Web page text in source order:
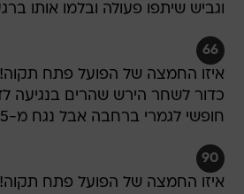
וגביש שיתפו פעולה ובלמו אותו
66
איזו החמצה של הפועל פתח תקוה!
כדור לשחר הירש שהרים בנגיעה
חופשי לגמרי ברחבה אבל נגח מ-5 מטר החוצה
90
איזו החמצה של הפועל פתח תקוה!